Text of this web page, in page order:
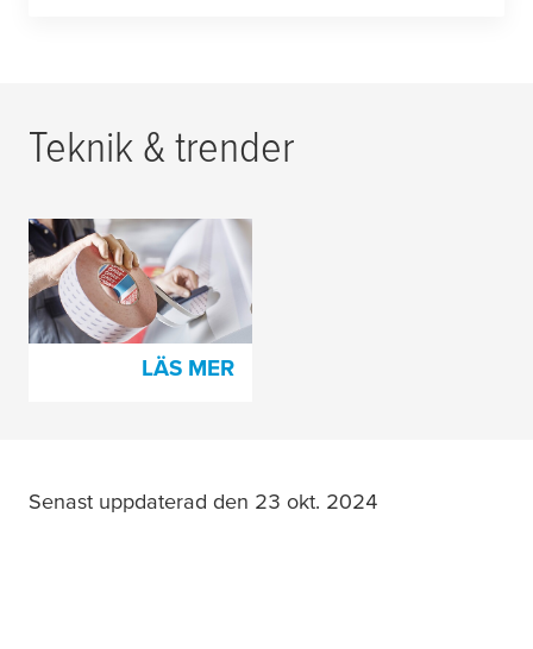
Teknik & trender
Våra skarvtejper och
tillbehör för pappers-
och tryckindustrin
LÄS MER
Senast uppdaterad den 23 okt. 2024